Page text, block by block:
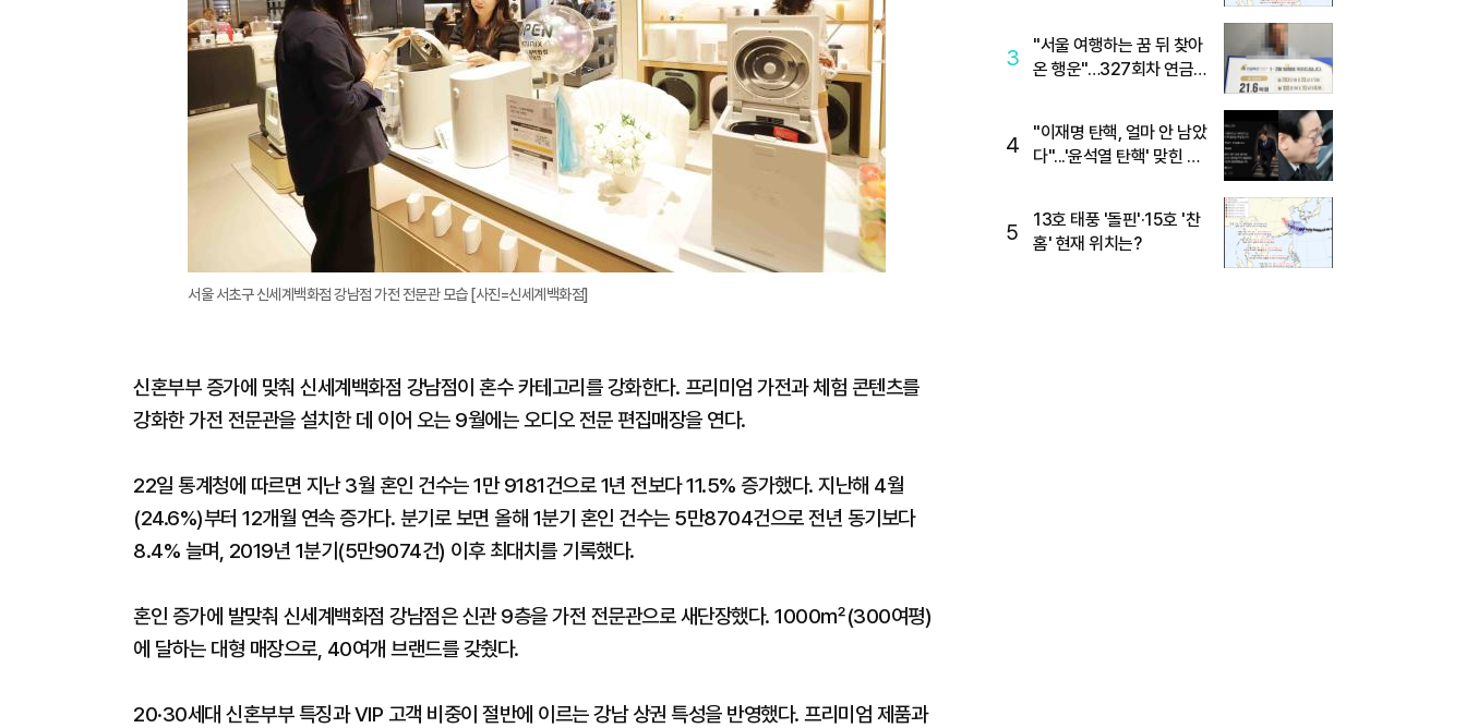
서울 서초구 신세계백화점 강남점 가전 전문관 모습 [사진=신세계백화점]
신혼부부 증가에 맞춰 신세계백화점 강남점이 혼수 카테고리를 강화한다. 프리미엄 가전과 체험 콘텐츠를
강화한 가전 전문관을 설치한 데 이어 오는 9월에는 오디오 전문 편집매장을 연다.
22일 통계청에 따르면 지난 3월 혼인 건수는 1만 9181건으로 1년 전보다 11.5% 증가했다. 지난해 4월
(24.6%)부터 12개월 연속 증가다. 분기로 보면 올해 1분기 혼인 건수는 5만8704건으로 전년 동기보다
8.4% 늘며, 2019년 1분기(5만9074건) 이후 최대치를 기록했다.
혼인 증가에 발맞춰 신세계백화점 강남점은 신관 9층을 가전 전문관으로 새단장했다. 1000㎡(300여평)
에 달하는 대형 매장으로, 40여개 브랜드를 갖췄다.
20·30세대 신혼부부 특징과 VIP 고객 비중이 절반에 이르는 강남 상권 특성을 반영했다. 프리미엄 제품과
3
"서울 여행하는 꿈 뒤 찾아
온 행운"…327회차 연금
4
"이재명 탄핵, 얼마 안 남았
다"...'윤석열 탄핵' 맞힌 무
5
13호 태풍 '돌핀'·15호 '찬
홈' 현재 위치는?